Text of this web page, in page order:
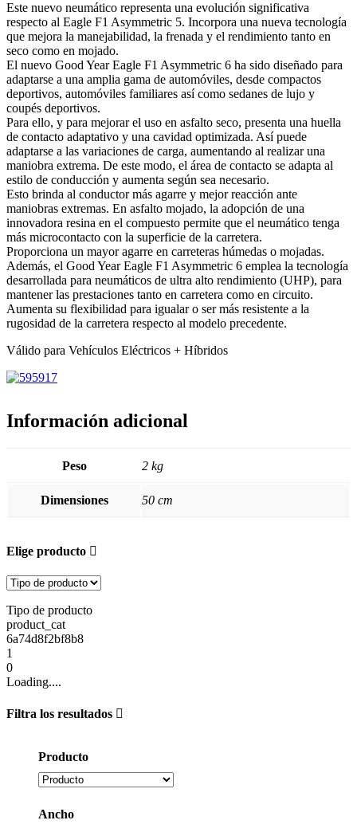
Este nuevo neumático representa una evolución significativa
respecto al Eagle F1 Asymmetric 5. Incorpora una nueva tecnología
que mejora la manejabilidad, la frenada y el rendimiento tanto en
seco como en mojado.
El nuevo Good Year Eagle F1 Asymmetric 6 ha sido diseñado para
adaptarse a una amplia gama de automóviles, desde compactos
deportivos, automóviles familiares así como sedanes de lujo y
coupés deportivos.
Para ello, y para mejorar el uso en asfalto seco, presenta una huella
de contacto adaptativo y una cavidad optimizada. Así puede
adaptarse a las variaciones de carga, aumentando al realizar una
maniobra extrema. De este modo, el área de contacto se adapta al
estilo de conducción y aumenta según sea necesario.
Esto brinda al conductor más agarre y mejor reacción ante
maniobras extremas. En asfalto mojado, la adopción de una
innovadora resina en el compuesto permite que el neumático tenga
más microcontacto con la superficie de la carretera.
Proporciona un mayor agarre en carreteras húmedas o mojadas.
Además, el Good Year Eagle F1 Asymmetric 6 emplea la tecnología
desarrollada para neumáticos de ultra alto rendimiento (UHP), para
mantener las prestaciones tanto en carretera como en circuito.
Aumenta su flexibilidad para igualar o ser más resistente a la
rugosidad de la carretera respecto al modelo precedente.
Válido para Vehículos Eléctricos + Híbridos
Información adicional
Peso 2 kg
Dimensiones 50 cm
Elige producto
Tipo de producto
product_cat
6a74d8f2bf8b8
1
0
Loading....
Filtra los resultados
Producto
Ancho